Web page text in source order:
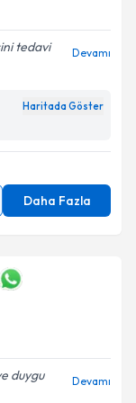
tedavi
Devamı
Haritada Göster
Daha Fazla
duygu
Devamı